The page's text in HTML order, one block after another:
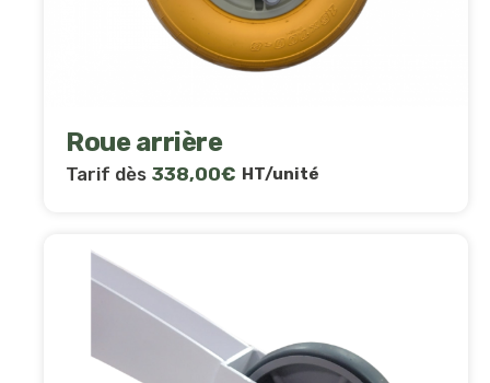
Roue arrière
Tarif dès 338,00€ HT/unité